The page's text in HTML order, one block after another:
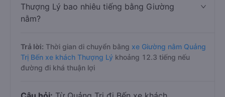
Thượng Lý bao nhiêu tiếng bằng Giường
nằm?
Trả lời: Thời gian di chuyển bằng xe Giường nằm Quảng
Trị Bến xe khách Thượng Lý khoảng 12.3 tiếng nếu
đường đi khá thuận lợi